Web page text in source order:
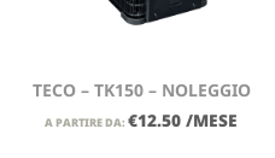
TECO – TK150 – NOLEGGIO
A PARTIRE DA: €12.50 /MESE